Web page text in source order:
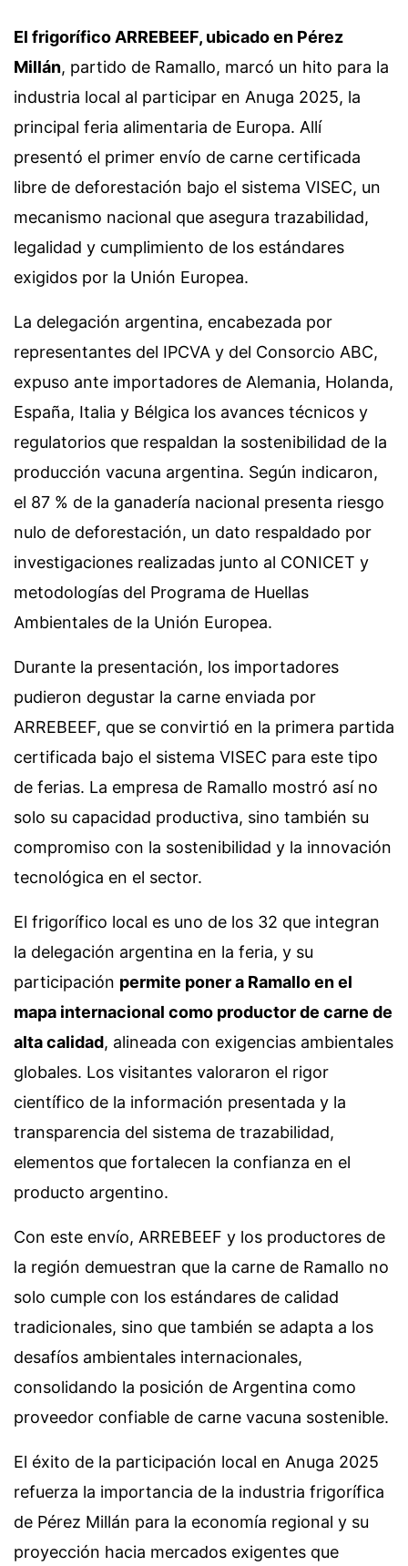
El frigorífico ARREBEEF, ubicado en Pérez
Millán, partido de Ramallo, marcó un hito para la
industria local al participar en Anuga 2025, la
principal feria alimentaria de Europa. Allí
presentó el primer envío de carne certificada
libre de deforestación bajo el sistema VISEC, un
mecanismo nacional que asegura trazabilidad,
legalidad y cumplimiento de los estándares
exigidos por la Unión Europea.
La delegación argentina, encabezada por
representantes del IPCVA y del Consorcio ABC,
expuso ante importadores de Alemania, Holanda,
España, Italia y Bélgica los avances técnicos y
regulatorios que respaldan la sostenibilidad de la
producción vacuna argentina. Según indicaron,
el 87 % de la ganadería nacional presenta riesgo
nulo de deforestación, un dato respaldado por
investigaciones realizadas junto al CONICET y
metodologías del Programa de Huellas
Ambientales de la Unión Europea.
Durante la presentación, los importadores
pudieron degustar la carne enviada por
ARREBEEF, que se convirtió en la primera partida
certificada bajo el sistema VISEC para este tipo
de ferias. La empresa de Ramallo mostró así no
solo su capacidad productiva, sino también su
compromiso con la sostenibilidad y la innovación
tecnológica en el sector.
El frigorífico local es uno de los 32 que integran
la delegación argentina en la feria, y su
participación permite poner a Ramallo en el
mapa internacional como productor de carne de
alta calidad, alineada con exigencias ambientales
globales. Los visitantes valoraron el rigor
científico de la información presentada y la
transparencia del sistema de trazabilidad,
elementos que fortalecen la confianza en el
producto argentino.
Con este envío, ARREBEEF y los productores de
la región demuestran que la carne de Ramallo no
solo cumple con los estándares de calidad
tradicionales, sino que también se adapta a los
desafíos ambientales internacionales,
consolidando la posición de Argentina como
proveedor confiable de carne vacuna sostenible.
El éxito de la participación local en Anuga 2025
refuerza la importancia de la industria frigorífica
de Pérez Millán para la economía regional y su
proyección hacia mercados exigentes que